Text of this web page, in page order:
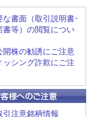
な書面（取引説明書･
書等）の閲覧につい
開株の勧誘にご注意
ッシング詐欺にご注
引注意銘柄情報